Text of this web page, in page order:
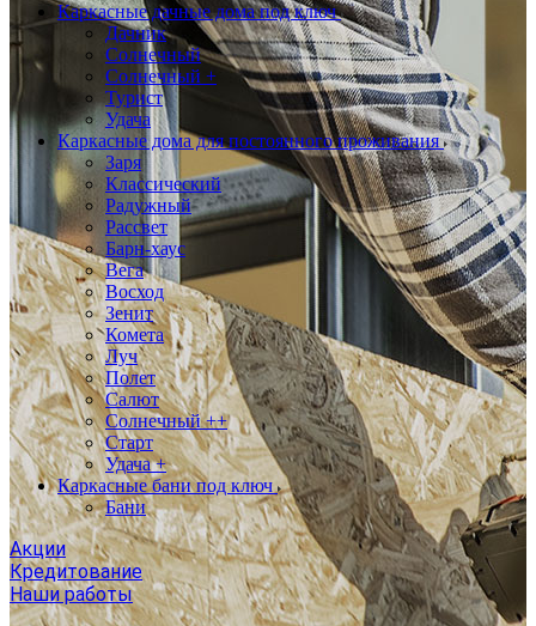
Каркасные дачные дома под ключ
Дачник
Солнечный
Солнечный +
Турист
Удача
Каркасные дома для постоянного проживания
Заря
Классический
Радужный
Рассвет
Барн-хаус
Вега
Восход
Зенит
Комета
Луч
Полет
Салют
Солнечный ++
Старт
Удача +
Каркасные бани под ключ
Бани
Акции
Кредитование
Наши работы